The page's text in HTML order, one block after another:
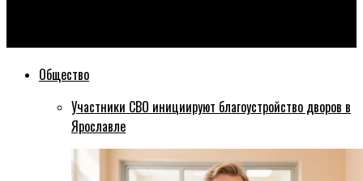
Общество
Участники СВО инициируют благоустройство дворов в
Ярославле